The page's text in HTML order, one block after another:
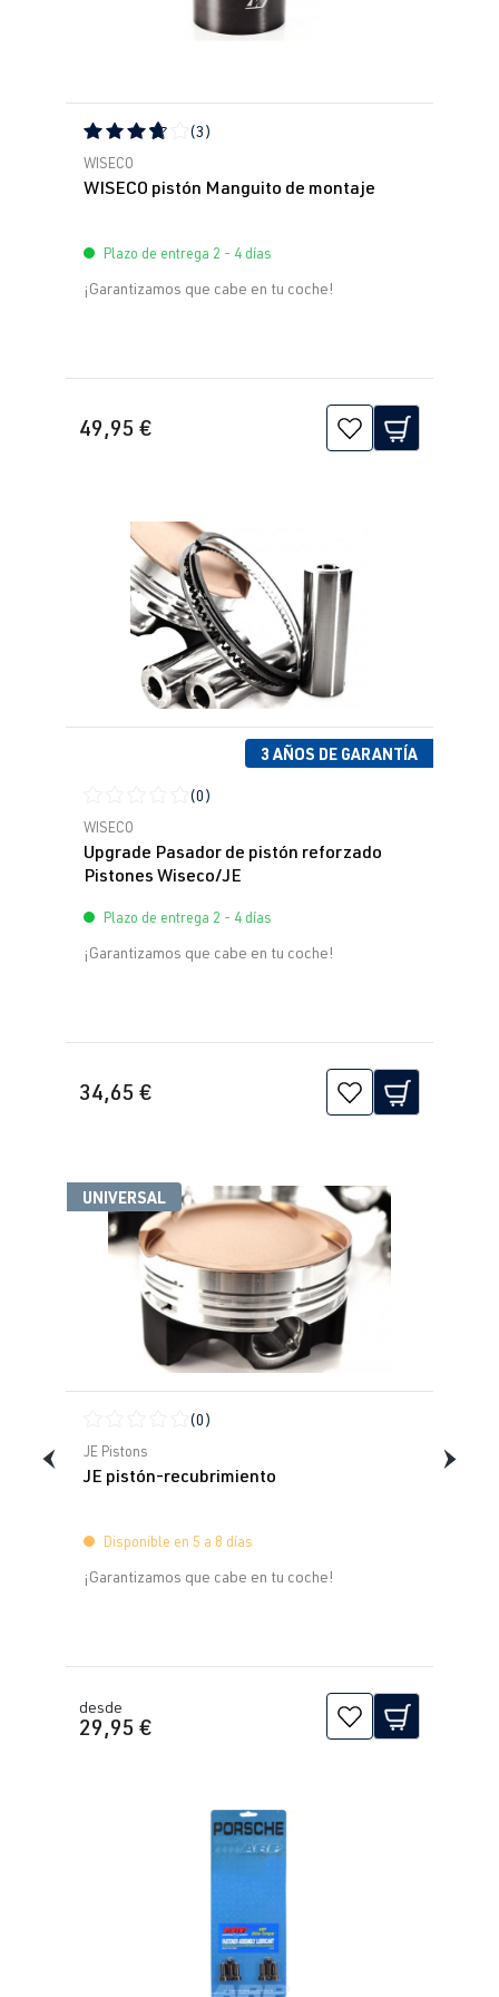
Calificación promedio de 3.67 de 5 estrellas
(3)
WISECO
WISECO pistón Manguito de montaje
Plazo de entrega 2 - 4 días
¡Garantizamos que cabe en tu coche!
49,95 €
3 AÑOS DE GARANTÍA
Calificación promedio de 0 de 5 estrellas
(0)
WISECO
Upgrade Pasador de pistón reforzado
Pistones Wiseco/JE
Plazo de entrega 2 - 4 días
¡Garantizamos que cabe en tu coche!
34,65 €
UNIVERSAL
Calificación promedio de 0 de 5 estrellas
(0)
JE Pistons
JE pistón-recubrimiento
Disponible en 5 a 8 días
¡Garantizamos que cabe en tu coche!
desde
29,95 €